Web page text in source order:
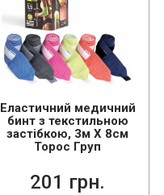
Еластичний медичний
бинт з текстильною
застібкою, 3м Х 8см
Торос Груп
201 грн.